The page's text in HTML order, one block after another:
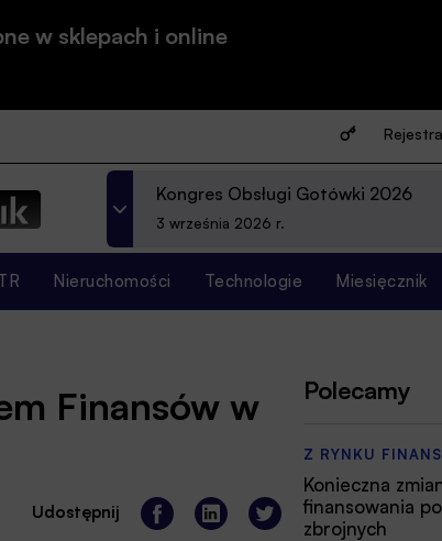
w sklepach i online
Kongres Obsługi Gotówki 2026
3 września 2026 r.
Nieruchomości Technologie Miesięcznik
Finansów w
Udostępnij
Polecamy
Z RYNKU
Konieczna
finansowania
zbrojnych